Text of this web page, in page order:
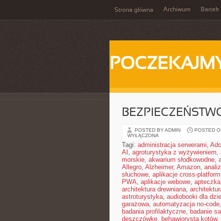
Strona główna Archiwum Bartek
POSTED BY ADMIN POSTED
WYŁĄCZONA
Tagi: administracja serwerami,
AI , agroturystyka z wyżywieniem,
morskie, akwarium słodkowodne,
Allegro, Alzheimer, Amazon,
słuchowe, aplikacje cross-platform
PWA, aplikacje webowe,
architektura drewniana,
astroturystyka, audiobooki dla
garażowa, automatyzacja no-code,
badania profilaktyczne, badanie
deszczówkę, behawiorysta kotów,